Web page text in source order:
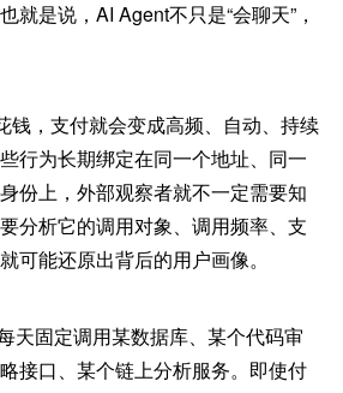
就是说，AI Agent不只是“会聊天”，
钱，支付就会变成高频、自动、持续
行为长期绑定在同一个地址、同一
份上，外部观察者就不一定需要知
分析它的调用对象、调用频率、支
可能还原出背后的用户画像。
天固定调用某数据库、某个代码审
接口、某个链上分析服务。即使付